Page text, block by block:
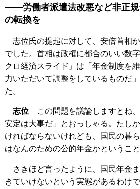
――労働者派遣法改悪など非正規
の転換を
志位氏の提起に対して、安倍首相
でした。首相は政権に都合のいい数
クロ経済スライド」は「年金制度を
力いただいて調整をしているものだ
た。
志位 この問題を議論しますとね
安定は大事だ」とおっしゃる。たし
ければならないけれども、国民の暮
はなんのための公的年金かというこ
さきほど言ったように、国民年金
きていけないという実態があるわけ